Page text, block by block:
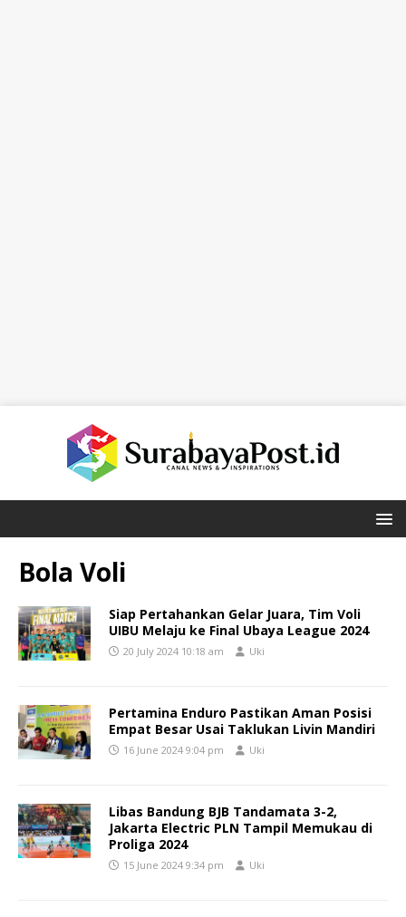
Bola Voli
Siap Pertahankan Gelar Juara, Tim Voli
UIBU Melaju ke Final Ubaya League 2024
20 July 2024 10:18 am Uki
Pertamina Enduro Pastikan Aman Posisi
Empat Besar Usai Taklukan Livin Mandiri
16 June 2024 9:04 pm Uki
Libas Bandung BJB Tandamata 3-2,
Jakarta Electric PLN Tampil Memukau di
Proliga 2024
15 June 2024 9:34 pm Uki